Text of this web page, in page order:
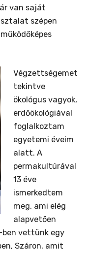
van saját
szépen
Végzettségemet
tekintve
ökológus vagyok,
erdőökológiával
foglalkoztam
egyetemi éveim
alatt. A
permakultúrával
13 éve
ismerkedtem
meg, ami elég
alapvetően
vettünk egy
Száron, amit